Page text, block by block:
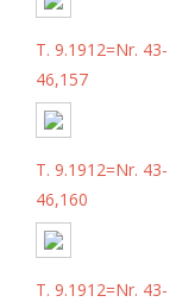
T. 9.1912=Nr. 43-
46,157
T. 9.1912=Nr. 43-
46,160
T. 9.1912=Nr. 43-